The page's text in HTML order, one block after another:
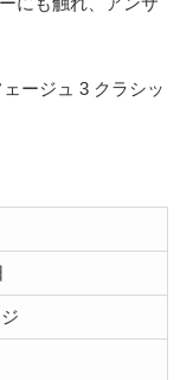
ージュ 3 クラシッ